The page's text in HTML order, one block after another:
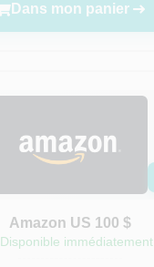
Dans mon panier
Amazon US 100 $
Disponible immédiatement